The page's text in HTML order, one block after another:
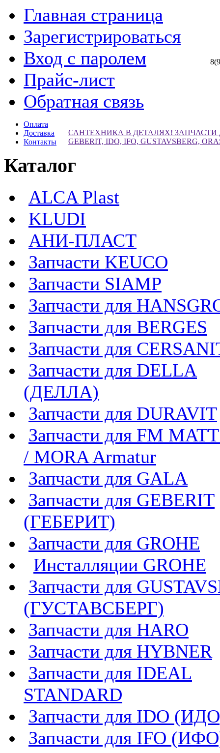
Главная страница
Зарегистрироваться
Вход с паролем
Прайс-лист
Обратная связь
Оплата
Доставка
Контакты
САНТЕХНИКА В ДЕТАЛЯХ!
GEBERIT, IDO, IFO, GUSTAVSBERG,
Каталог
ALCA Plast
KLUDI
АНИ-ПЛАСТ
Запчасти KEUCO
Запчасти SIAMP
Запчасти для
Запчасти для BERGES
Запчасти для
Запчасти для DELLA
(ДЕЛЛА)
Запчасти для DURAVIT
Запчасти для FM
/ MORA Armatur
Запчасти для GALA
Запчасти для GEBERIT
(ГЕБЕРИТ)
Запчасти для GROHE
Инсталляции GROHE
Запчасти для
(ГУСТАВСБЕРГ)
Запчасти для HARO
Запчасти для HYBNER
Запчасти для IDEAL
STANDARD
Запчасти для IDO
Запчасти для IFO